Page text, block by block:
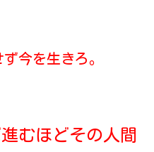
今を生きろ。
むほどその人間